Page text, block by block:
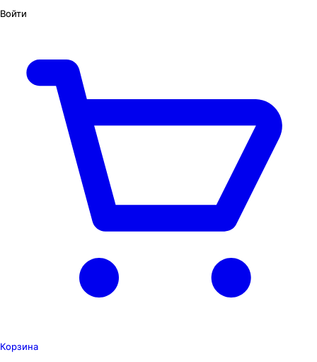
Войти
Корзина